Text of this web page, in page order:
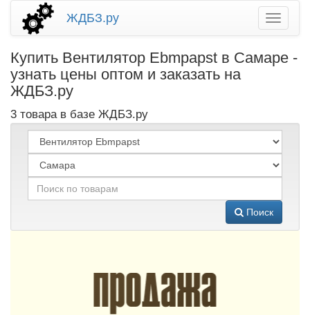
ЖДБЗ.ру
Купить Вентилятор Ebmpapst в Самаре -
узнать цены оптом и заказать на
ЖДБЗ.ру
3 товара в базе ЖДБЗ.ру
Поиск